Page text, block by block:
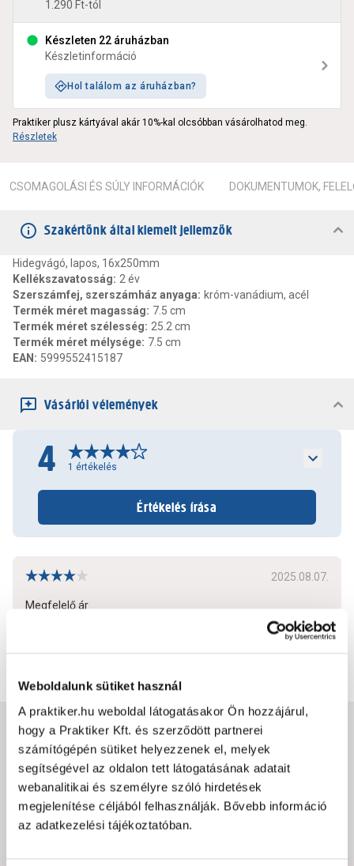
Weboldalunk sütiket használ
A praktiker.hu weboldal látogatásakor Ön hozzájárul,
hogy a Praktiker Kft. és szerződött partnerei
számítógépén sütiket helyezzenek el, melyek
segítségével az oldalon tett látogatásának adatait
webanalitikai és személyre szóló hirdetések
megjelenítése céljából felhasználják. Bővebb információ
az adatkezelési tájékoztatóban.
1.290 Ft-tól
Készleten 22 áruházban
Készletinformáció
Hol találom az áruházban?
Praktiker plusz kártyával akár 10%-kal olcsóbban vásárolhatod meg.
Részletek
CSOMAGOLÁSI ÉS SÚLY INFORMÁCIÓK DOKUMENTUMOK,
Szakértőnk által kiemelt jellemzők
Hidegvágó, lapos, 16x250mm
Kellékszavatosság: 2 év
Szerszámfej, szerszámház anyaga: króm-vanádium, acél
Termék méret magasság: 7.5 cm
Termék méret szélesség: 25.2 cm
Termék méret mélysége: 7.5 cm
EAN : 5999552415187
Vásárlói vélemények
4 1 értékelés
Értékelés írása
2025.08.07.
Megfelelő ár
Jótállás, szavatosság
Csomagolási és súly információk
Dokumentumok, felelős személy